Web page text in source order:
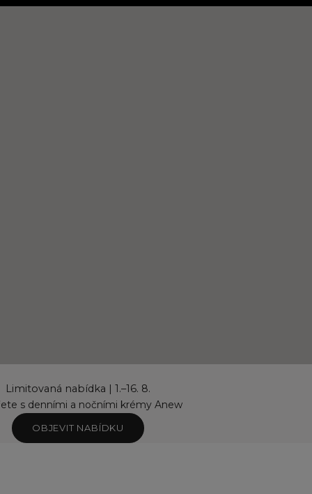
Limitovaná nabídka | 1.–16. 8.
s denními a nočními krémy Anew
OBJEVIT NABÍDKU